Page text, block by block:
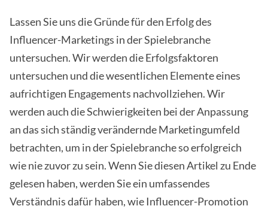
Lassen Sie uns die Gründe für den Erfolg des
Influencer-Marketings in der Spielebranche
untersuchen. Wir werden die Erfolgsfaktoren
untersuchen und die wesentlichen Elemente eines
aufrichtigen Engagements nachvollziehen. Wir
werden auch die Schwierigkeiten bei der Anpassung
an das sich ständig verändernde Marketingumfeld
betrachten, um in der Spielebranche so erfolgreich
wie nie zuvor zu sein. Wenn Sie diesen Artikel zu Ende
gelesen haben, werden Sie ein umfassendes
Verständnis dafür haben, wie Influencer-Promotion